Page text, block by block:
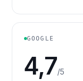
GOOGLE
4,7/5